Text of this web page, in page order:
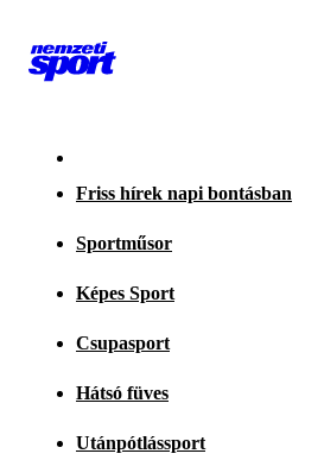
Friss hírek napi bontásban
Sportműsor
Képes Sport
Csupasport
Hátsó füves
Utánpótlássport